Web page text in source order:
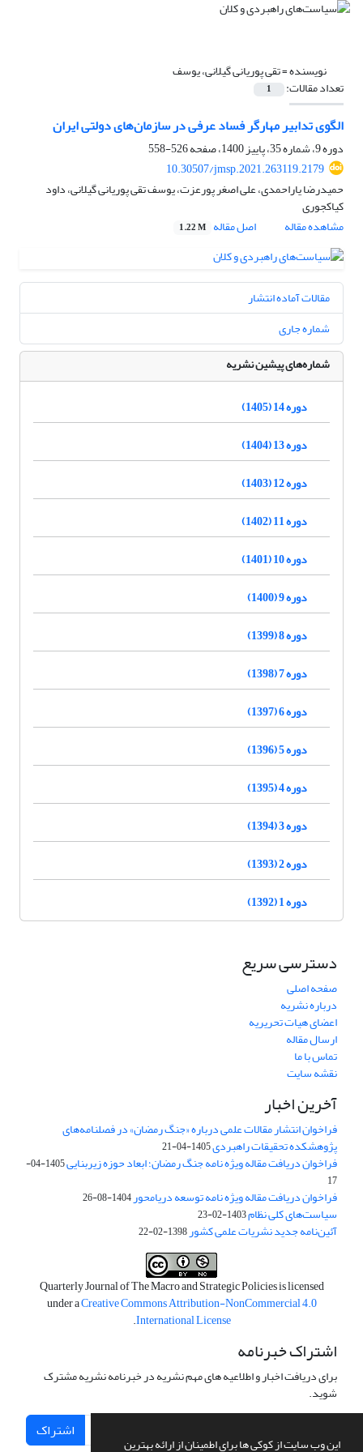
این وب سایت از کوکی ها برای اطمینان از ارائه بهترین
نویسنده =تقی پوریانی گیلانی، یوسف
تعداد مقالات: 1
الگوی تدابیر مهارگر فساد عرفی در سازمان‌های دولتی ایران
دوره 9، شماره 35، پاییز 1400، صفحه
526-558
10.30507/jmsp.2021.263119.2179
حمیدرضا یاراحمدی، علی اصغر پورعزت، یوسف تقی پوریانی گیلانی، داود
کیاکجوری
مشاهده مقاله
اصل مقاله 1.22 M
مقالات آماده انتشار
شماره جاری
شماره‌های پیشین نشریه
دوره 14 (1405)
دوره 13 (1404)
دوره 12 (1403)
دوره 11 (1402)
دوره 10 (1401)
دوره 9 (1400)
دوره 8 (1399)
دوره 7 (1398)
دوره 6 (1397)
دوره 5 (1396)
دوره 4 (1395)
دوره 3 (1394)
دوره 2 (1393)
دوره 1 (1392)
دسترسی سریع
صفحه اصلی
درباره نشریه
اعضای هیات تحریریه
ارسال مقاله
تماس با ما
نقشه سایت
آخرین اخبار
فراخوان انتشار مقالات علمی درباره «جنگ رمضان» در فصلنامه‌های
پژوهشکده تحقیقات راهبردی1405-04-21
فراخوان دریافت مقاله ویژه نامه جنگ رمضان؛ ابعاد حوزه زیربنایی
1405-04-
17
فراخوان دریافت مقاله ویژه نامه توسعه دریامحور1404-08-26
سیاست‌های کلی نظام1403-02-23
آئین‌نامه جدید نشریات علمی کشور1398-02-22
Quarterly Journal of The Macro and Strategic Policies is licensed
under aCreative Commons Attribution-NonCommercial 4.0
International License
.
اشتراک خبرنامه
برای دریافت اخبار و اطلاعیه های مهم نشریه در خبرنامه نشریه مشترک
شوید.
اشتراک